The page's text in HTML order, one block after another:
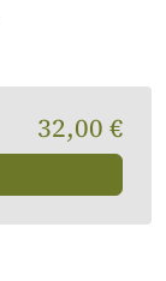
32,00 €